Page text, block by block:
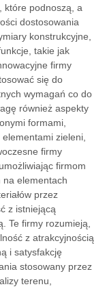
które podnoszą, a
dostosowania
konstrukcyjne,
takie jak
firmy
się do
wymagań co do
również aspekty
formami,
zieleni,
firmy
firmom
na elementach
przez
z istniejącą
Te firmy rozumieją,
z atrakcyjnością
i satysfakcję
stosowany przez
terenu,